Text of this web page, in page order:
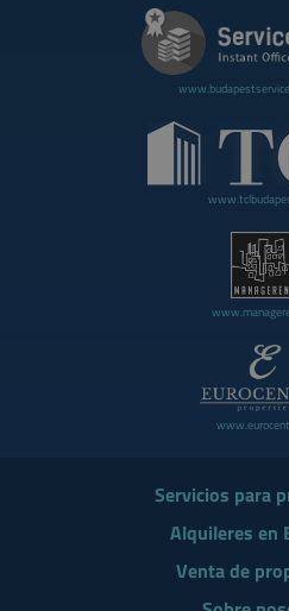
Servicios para
Alquileres en
Venta de